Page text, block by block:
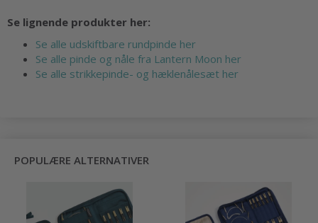
Se lignende produkter her:
Se alle udskiftbare rundpinde her
Se alle pinde og nåle fra Lantern Moon her
Se alle strikkepinde- og hæklenålesæt her
POPULÆRE ALTERNATIVER